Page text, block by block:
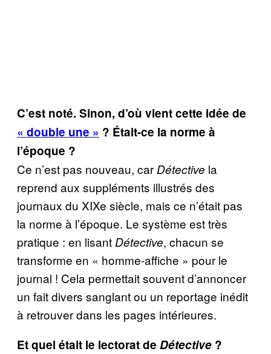
C’est noté. Sinon, d’où vient cette idée de
« double une » ? Était-ce la norme à
l’époque ?
Ce n’est pas nouveau, car Détective la
reprend aux suppléments illustrés des
journaux du XIXe siècle, mais ce n’était pas
la norme à l’époque. Le système est très
pratique : en lisant Détective, chacun se
transforme en « homme-affiche » pour le
journal ! Cela permettait souvent d’annoncer
un fait divers sanglant ou un reportage inédit
à retrouver dans les pages intérieures.
Et quel était le lectorat de Détective ?